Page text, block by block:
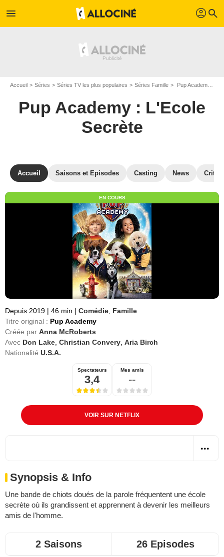
menu profil search
Accueil Séries Séries TV les plus populaires Séries Famille Pup Academy : L'Ecole Secrète
Pup Academy : L'Ecole
Secrète
Accueil Saisons et Episodes Casting News
EN COURS
Depuis 2019 | 46 min | Comédie Famille
Titre original : Pup Academy
Créée par Anna McRoberts
Avec Don Lake Christian Convery Aria Birch
Nationalité U.S.A.
Spectateurs
3,4
Mes amis
--
VOIR SUR NETFLIX
Synopsis & Info
Une bande de chiots doués de la parole fréquentent une école
secrète où ils grandissent et apprennent à devenir les meilleurs
amis de l'homme.
2 Saisons 26 Episodes